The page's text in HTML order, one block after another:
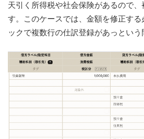
天引く所得税や社会保険があるので、
す。このケースでは、金額を修正する
ックで複数行の仕訳登録があっという